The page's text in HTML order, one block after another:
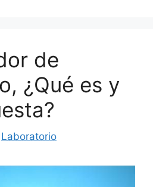
de
¿Qué es y
Laboratorio